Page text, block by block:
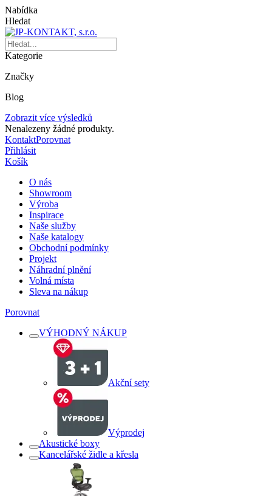
Nabídka
Hledat
Kategorie
Značky
Blog
Zobrazit více výsledků
Nenalezeny žádné produkty.
KontaktPorovnat
Přihlásit
Košík
O nás
Showroom
Výroba
Inspirace
Naše služby
Naše katalogy
Obchodní podmínky
Projekt
Náhradní plnění
Volná místa
Sleva na nákup
Porovnat
VÝHODNÝ NÁKUP
Akční sety
Výprodej
Akustické boxy
Kancelářské židle a křesla